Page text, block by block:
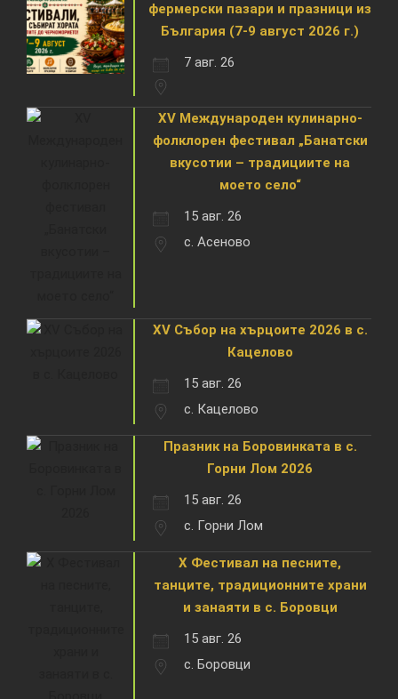
фермерски пазари и празници из
България (7-9 август 2026 г.)
7 авг. 26
XV Международен кулинарно-
фолклорен фестивал „Банатски
вкусотии – традициите на
моето село“
15 авг. 26
с. Асеново
XV Събор на хърцоите 2026 в с.
Кацелово
15 авг. 26
с. Кацелово
Празник на Боровинката в с.
Горни Лом 2026
15 авг. 26
с. Горни Лом
X Фестивал на песните,
танците, традиционните храни
и занаяти в с. Боровци
15 авг. 26
с. Боровци